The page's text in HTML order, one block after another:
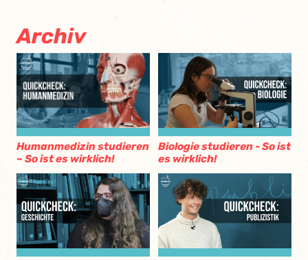
Archiv
Humanmedizin studieren
– So ist es wirklich!
Biologie studieren - So ist
es wirklich!